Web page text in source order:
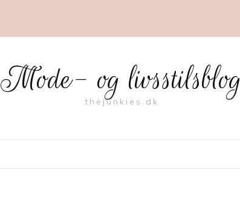
Mode- og livsstilsblog
thejunkies.dk